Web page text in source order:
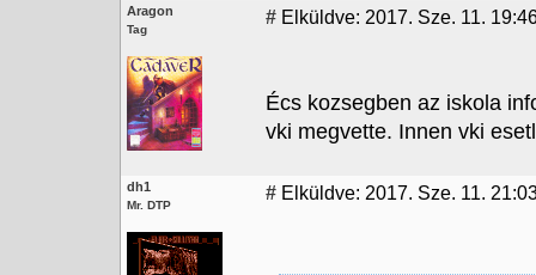
Aragon
Tag
# Elküldve: 2017. Sze. 11.
Écs kozsegben az iskola
vki megvette. Innen vki
dh1
Mr. DTP
# Elküldve: 2017. Sze. 11.